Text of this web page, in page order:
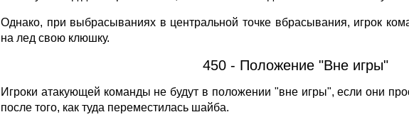
Однако, при выбрасываниях в центральной точке вбрасывания, игрок
на лед свою клюшку.
450 - Положение "Вне игры"
Игроки атакующей команды не будут в положении "вне игры", если они
после того, как туда переместилась шайба.